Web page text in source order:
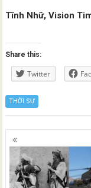
Tĩnh Nhữ, Vision
Share this:
Twitter
THỜI SỰ
Posts
navigation